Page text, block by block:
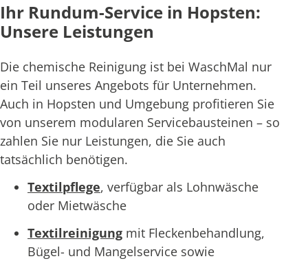
Ihr Rundum-Service in Hopsten:
Unsere Leistungen
Die chemische Reinigung ist bei WaschMal nur
ein Teil unseres Angebots für Unternehmen.
Auch in Hopsten und Umgebung profitieren Sie
von unserem modularen Servicebausteinen – so
zahlen Sie nur Leistungen, die Sie auch
tatsächlich benötigen.
Textilpflege, verfügbar als Lohnwäsche
oder Mietwäsche
Textilreinigung mit Fleckenbehandlung,
Bügel- und Mangelservice sowie